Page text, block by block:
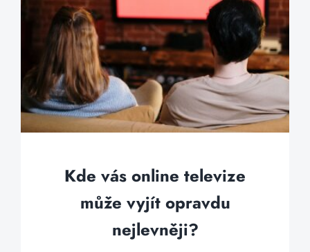
Kde vás online televize
může vyjít opravdu
nejlevněji?